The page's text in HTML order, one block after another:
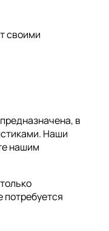
своими
в
Наши
нашим
потребуется